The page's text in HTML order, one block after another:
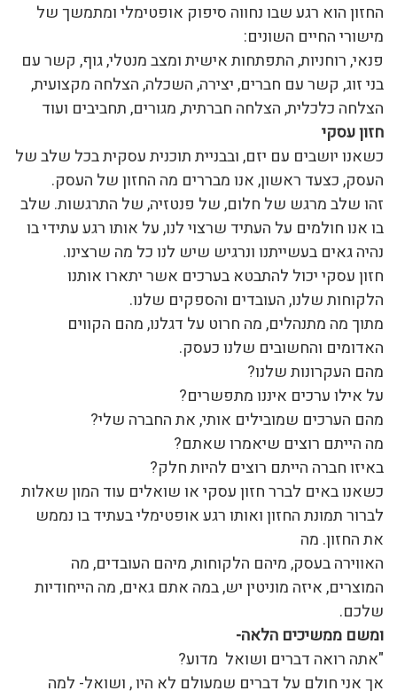
החזון הוא רגע שבו נחווה סיפוק אופטימלי ומתמשך של
מישורי החיים השונים:
פנאי, רוחניות, התפתחות אישית ומצב מנטלי, גוף, קשר עם
בני זוג, קשר עם חברים, יצירה, השכלה, הצלחה מקצועית,
הצלחה כלכלית, הצלחה חברתית, מגורים, תחביבים ועוד
חזון עסקי
כשאנו יושבים עם יזם, ובבניית תוכנית עסקית בכל שלב של
העסק, כצעד ראשון, אנו מבררים מה החזון של העסק.
זהו שלב מרגש של חלום, של פנטזיה, של התרגשות. שלב
בו אנו חולמים על העתיד שרצוי לנו, על אותו רגע עתידי בו
נהיה גאים בעשייתנו ונרגיש שיש לנו כל מה שרצינו.
חזון עסקי יכול להתבטא בערכים אשר יתארו אותנו
הלקוחות שלנו, העובדים והספקים שלנו.
מתוך מה מתנהלים, מה חרוט על דגלנו, מהם הקווים
האדומים והחשובים שלנו כעסק.
מהם העקרונות שלנו?
על אילו ערכים איננו מתפשרים?
מהם הערכים שמובילים אותי, את החברה שלי?
מה הייתם רוצים שיאמרו שאתם?
באיזו חברה הייתם רוצים להיות חלק?
כשאנו באים לברר חזון עסקי או שואלים עוד המון שאלות
לברור תמונת החזון ואותו רגע אופטימלי בעתיד בו נממש
את החזון. מה
האווירה בעסק, מיהם הלקוחות, מיהם העובדים, מה
המוצרים, איזה מוניטין יש, במה אתם גאים, מה הייחודיות
שלכם.
ומשם ממשיכים הלאה-
"אתה רואה דברים ושואל מדוע?
אך אני חולם על דברים שמעולם לא היו , ושואל- למה